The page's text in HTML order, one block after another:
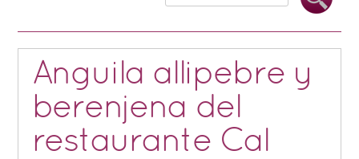
Anguila allipebre y
berenjena del
restaurante Cal